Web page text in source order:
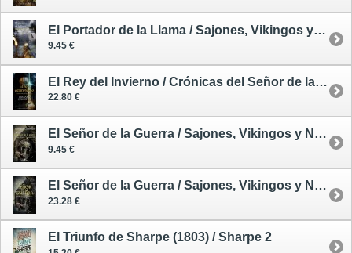
El Portador de la Llama / Sajones, Vikingos y Normandos 10 - tapa blanda
9.45 €
El Rey del Invierno / Crónicas del Señor de la Guerra 1
22.80 €
El Señor de la Guerra / Sajones, Vikingos y Normandos 13 - tapa blanda
9.45 €
El Señor de la Guerra / Sajones, Vikingos y Normandos 13 - tapa dura
23.28 €
El Triunfo de Sharpe (1803) / Sharpe 2